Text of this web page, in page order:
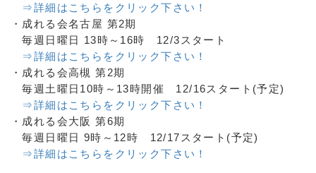
⇒詳細はこちらをクリック下さい！
・成れる会名古屋 第2期
毎週日曜日 13時～16時 12/3スタート
⇒詳細はこちらをクリック下さい！
・成れる会高槻 第2期
毎週土曜日10時～13時開催 12/16スタート(予定)
⇒詳細はこちらをクリック下さい！
・成れる会大阪 第6期
毎週日曜日 9時～12時 12/17スタート(予定)
⇒詳細はこちらをクリック下さい！